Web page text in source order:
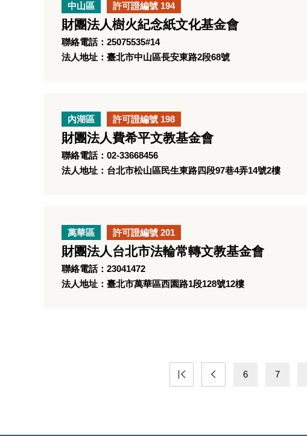
中山區 許可證編號 194
財團法人樹火紀念紙文化基金會
聯絡電話：25075535#14
法人地址：臺北市中山區長安東路2段68號
內湖區 許可證編號 198
財團法人費希平文教基金會
聯絡電話：02-33668456
法人地址：台北市松山區民生東路四段97巷4弄14號2樓
萬華區 許可證編號 201
財團法人台北市法輪常轉文教基金會
聯絡電話：23041472
法人地址：臺北市萬華區西園路1段128號12樓
6 7